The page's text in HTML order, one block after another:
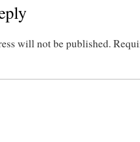
will not be published.